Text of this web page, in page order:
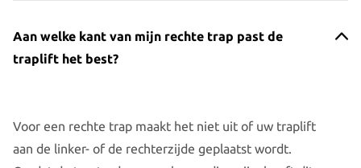
Aan welke kant van mijn rechte trap past de
traplift het best?
Voor een rechte trap maakt het niet uit of uw traplift
aan de linker- of de rechterzijde geplaatst wordt.